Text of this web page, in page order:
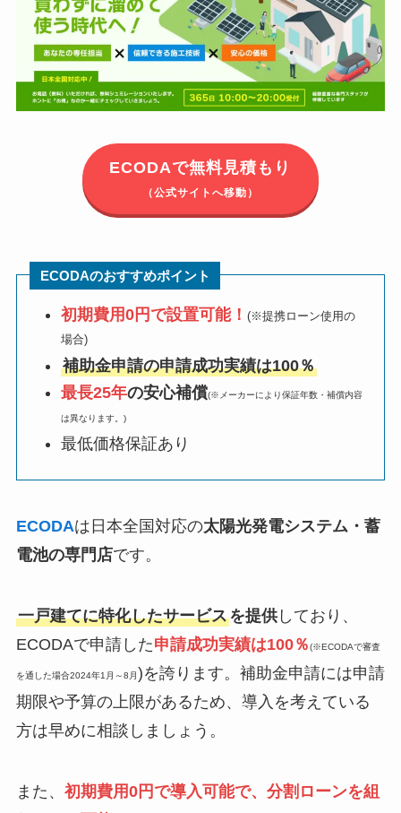
ECODAで無料見積もり
（公式サイトへ移動）
ECODAのおすすめポイント
初期費用0円で設置可能！(※提携ローン使用の
場合)
補助金申請の申請成功実績は100％
最長25年の安心補償(※メーカーにより保証年数・補償内容
は異なります。)
最低価格保証あり
ECODAは日本全国対応の太陽光発電システム・蓄
電池の専門店です。
一戸建てに特化したサービスを提供しており、
ECODAで申請した申請成功実績は100％(※ECODAで審査
を通した場合2024年1月～8月)を誇ります。補助金申請には申請
期限や予算の上限があるため、導入を考えている
方は早めに相談しましょう。
また、 初期費用0円で導入可能で、分割ローンを組